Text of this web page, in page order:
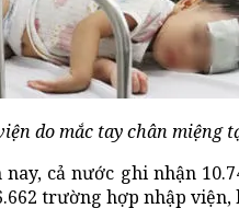
do mắc tay chân miệng
nay, cả nước ghi nhận
trường hợp nhập viện,